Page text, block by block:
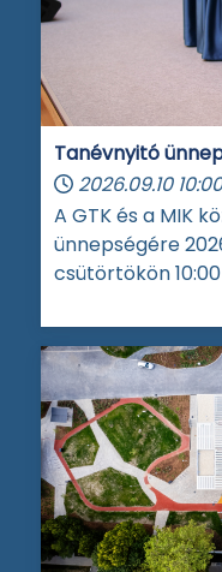
Tanévnyitó
2026.09.10
A GTK és a MIK
ünnepségére
csütörtökön